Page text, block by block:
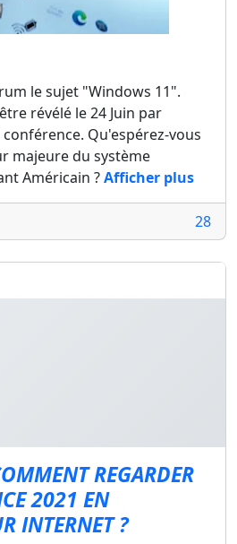
le sujet "Windows 11".
révélé le 24 Juin par
Qu'espérez-vous
majeure du système
Américain ?Afficher plus
28
REGARDER
2021 EN
INTERNET ?